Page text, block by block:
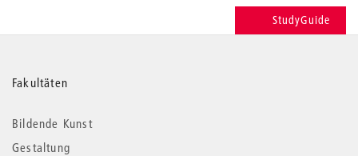
StudyGuide
Weitere
Informationen
Fakultäten
Bildende Kunst
Gestaltung